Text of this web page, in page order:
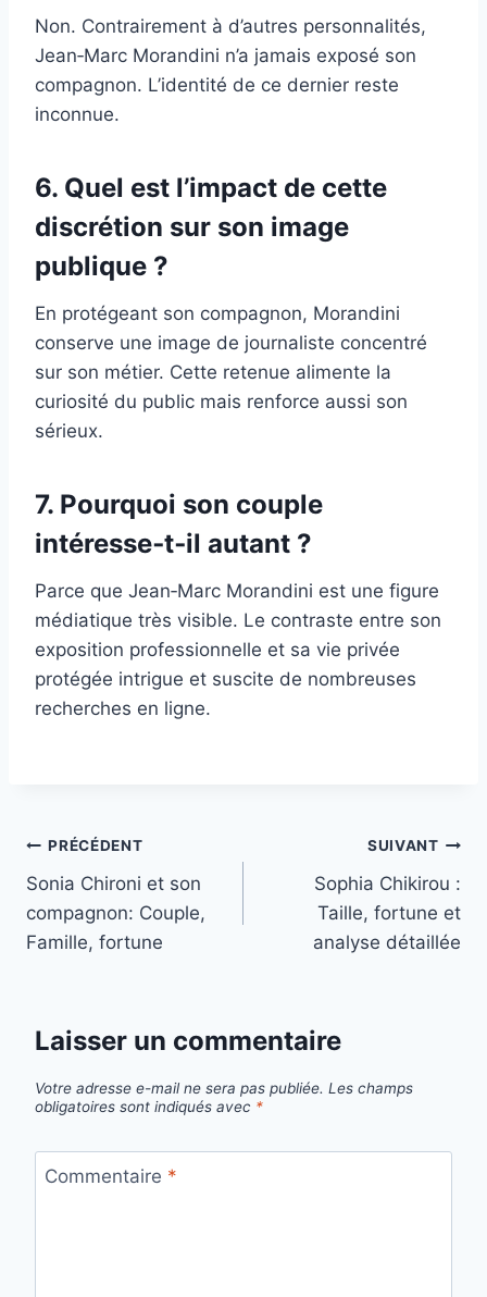
Non. Contrairement à d’autres personnalités,
Jean‑Marc Morandini n’a jamais exposé son
compagnon. L’identité de ce dernier reste
inconnue.
6. Quel est l’impact de cette
discrétion sur son image
publique ?
En protégeant son compagnon, Morandini
conserve une image de journaliste concentré
sur son métier. Cette retenue alimente la
curiosité du public mais renforce aussi son
sérieux.
7. Pourquoi son couple
intéresse‑t‑il autant ?
Parce que Jean‑Marc Morandini est une figure
médiatique très visible. Le contraste entre son
exposition professionnelle et sa vie privée
protégée intrigue et suscite de nombreuses
recherches en ligne.
Navigation
de
l’article
PRÉCÉDENT
Sonia Chironi et son
compagnon: Couple,
Famille, fortune
SUIVANT
Sophia Chikirou :
Taille, fortune et
analyse détaillée
Laisser un commentaire
Votre adresse e-mail ne sera pas publiée. Les champs
obligatoires sont indiqués avec *
Commentaire *